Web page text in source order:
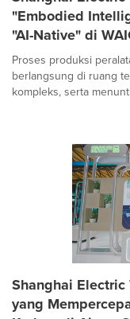
"Embodied
"AI-Native" di
Proses produksi
berlangsung di ruang
kompleks, serta
Shanghai
yang